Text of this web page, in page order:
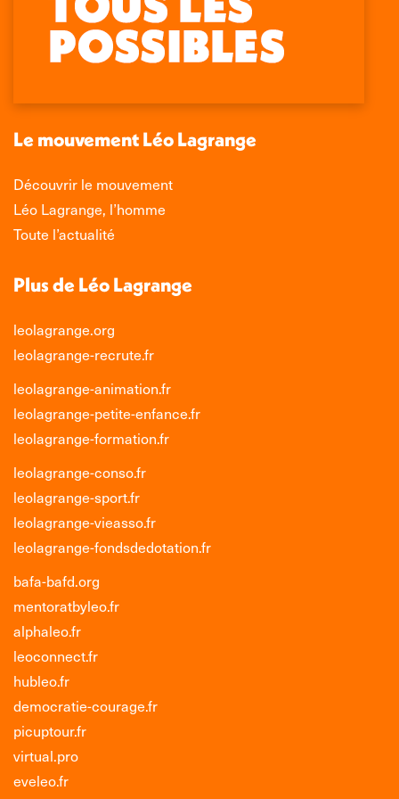
Facebook
s'ouvre
une
fenêtre
page
X
s'ouvre
une
fenêtre
page
LinkedIn
s'ouvre
une
fenêtre
page
Instagram
s'ouvre
une
nouvelle
fenêtre
Le mouvement Léo Lagrange
Découvrir le mouvement
Léo Lagrange, l’homme
Toute l’actualité
Plus de Léo Lagrange
leolagrange.org
leolagrange-recrute.fr
leolagrange-animation.fr
leolagrange-petite-enfance.fr
leolagrange-formation.fr
leolagrange-conso.fr
leolagrange-sport.fr
leolagrange-vieasso.fr
leolagrange-fondsdedotation.fr
bafa-bafd.org
mentoratbyleo.fr
alphaleo.fr
leoconnect.fr
hubleo.fr
democratie-courage.fr
picuptour.fr
virtual.pro
eveleo.fr